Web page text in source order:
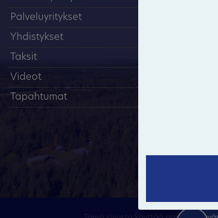
Palveluyritykset
Yhdistykset
Taksit
Videot
Tapahtumat